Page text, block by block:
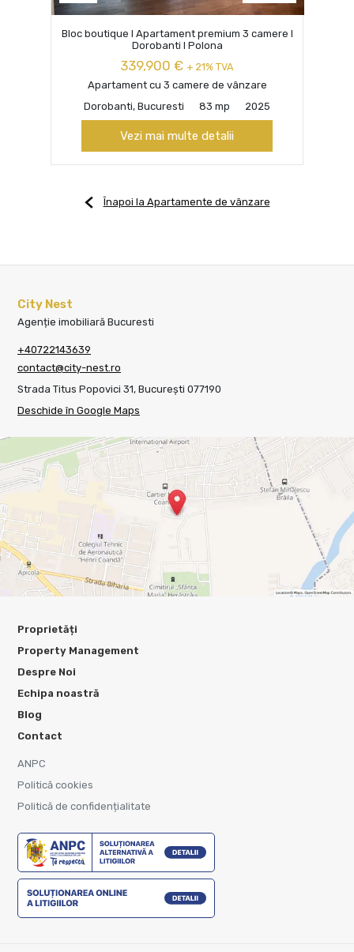
Bloc boutique I Apartament premium 3 camere I
Dorobanti I Polona
339,900 € + 21% TVA
Apartament cu 3 camere de vânzare
Dorobanti, Bucuresti
83 mp 2025
Vezi mai multe detalii
Înapoi la Apartamente de vânzare
City Nest
Agenție imobiliară Bucuresti
+40722143639
contact@city-nest.ro
Strada Titus Popovici 31, București 077190
Deschide în Google Maps
Proprietăți
Property Management
Despre Noi
Echipa noastră
Blog
Contact
ANPC
Politică cookies
Politică de confidențialitate